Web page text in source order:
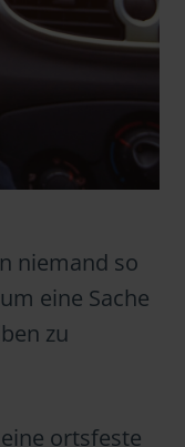
niemand so
eine Sache
zu
ortsfeste